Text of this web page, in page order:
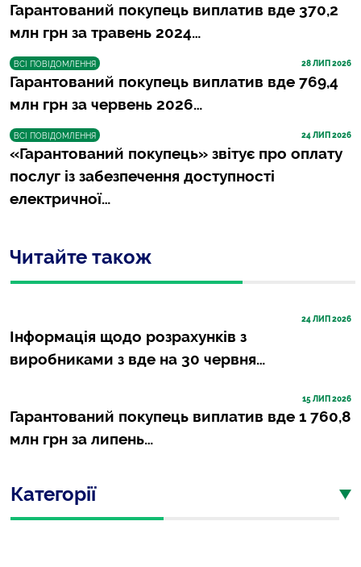
Гарантований покупець виплатив вде 370,2
млн грн за травень 2024…
ВСІ ПОВІДОМЛЕННЯ 28 ЛИП 2026
Гарантований покупець виплатив вде 769,4
млн грн за червень 2026…
ВСІ ПОВІДОМЛЕННЯ 24 ЛИП 2026
«Гарантований покупець» звітує про оплату
послуг із забезпечення доступності
електричної…
Читайте також
24 ЛИП 2026
Інформація щодо розрахунків з
виробниками з вде на 30 червня…
15 ЛИП 2026
Гарантований покупець виплатив вде 1 760,8
млн грн за липень…
Категорії